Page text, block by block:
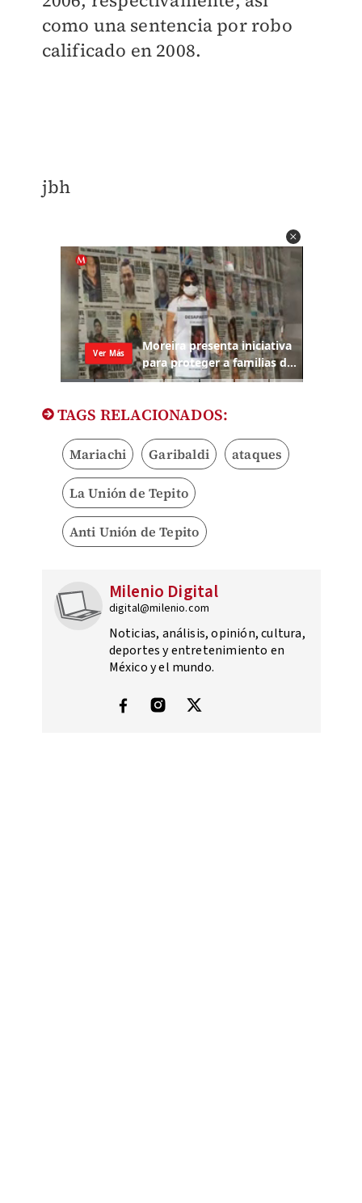
como una sentencia por robo
calificado en 2008.
​jbh
TAGS RELACIONADOS:
Mariachi Garibaldi ataques
La Unión de Tepito
Anti Unión de Tepito
Milenio Digital
digital@milenio.com
Noticias, análisis, opinión, cultura,
deportes y entretenimiento en
México y el mundo.